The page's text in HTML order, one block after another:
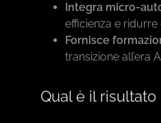
Integra micro-
efficienza e
Fornisce
transizione all’era
Qual è il risultato